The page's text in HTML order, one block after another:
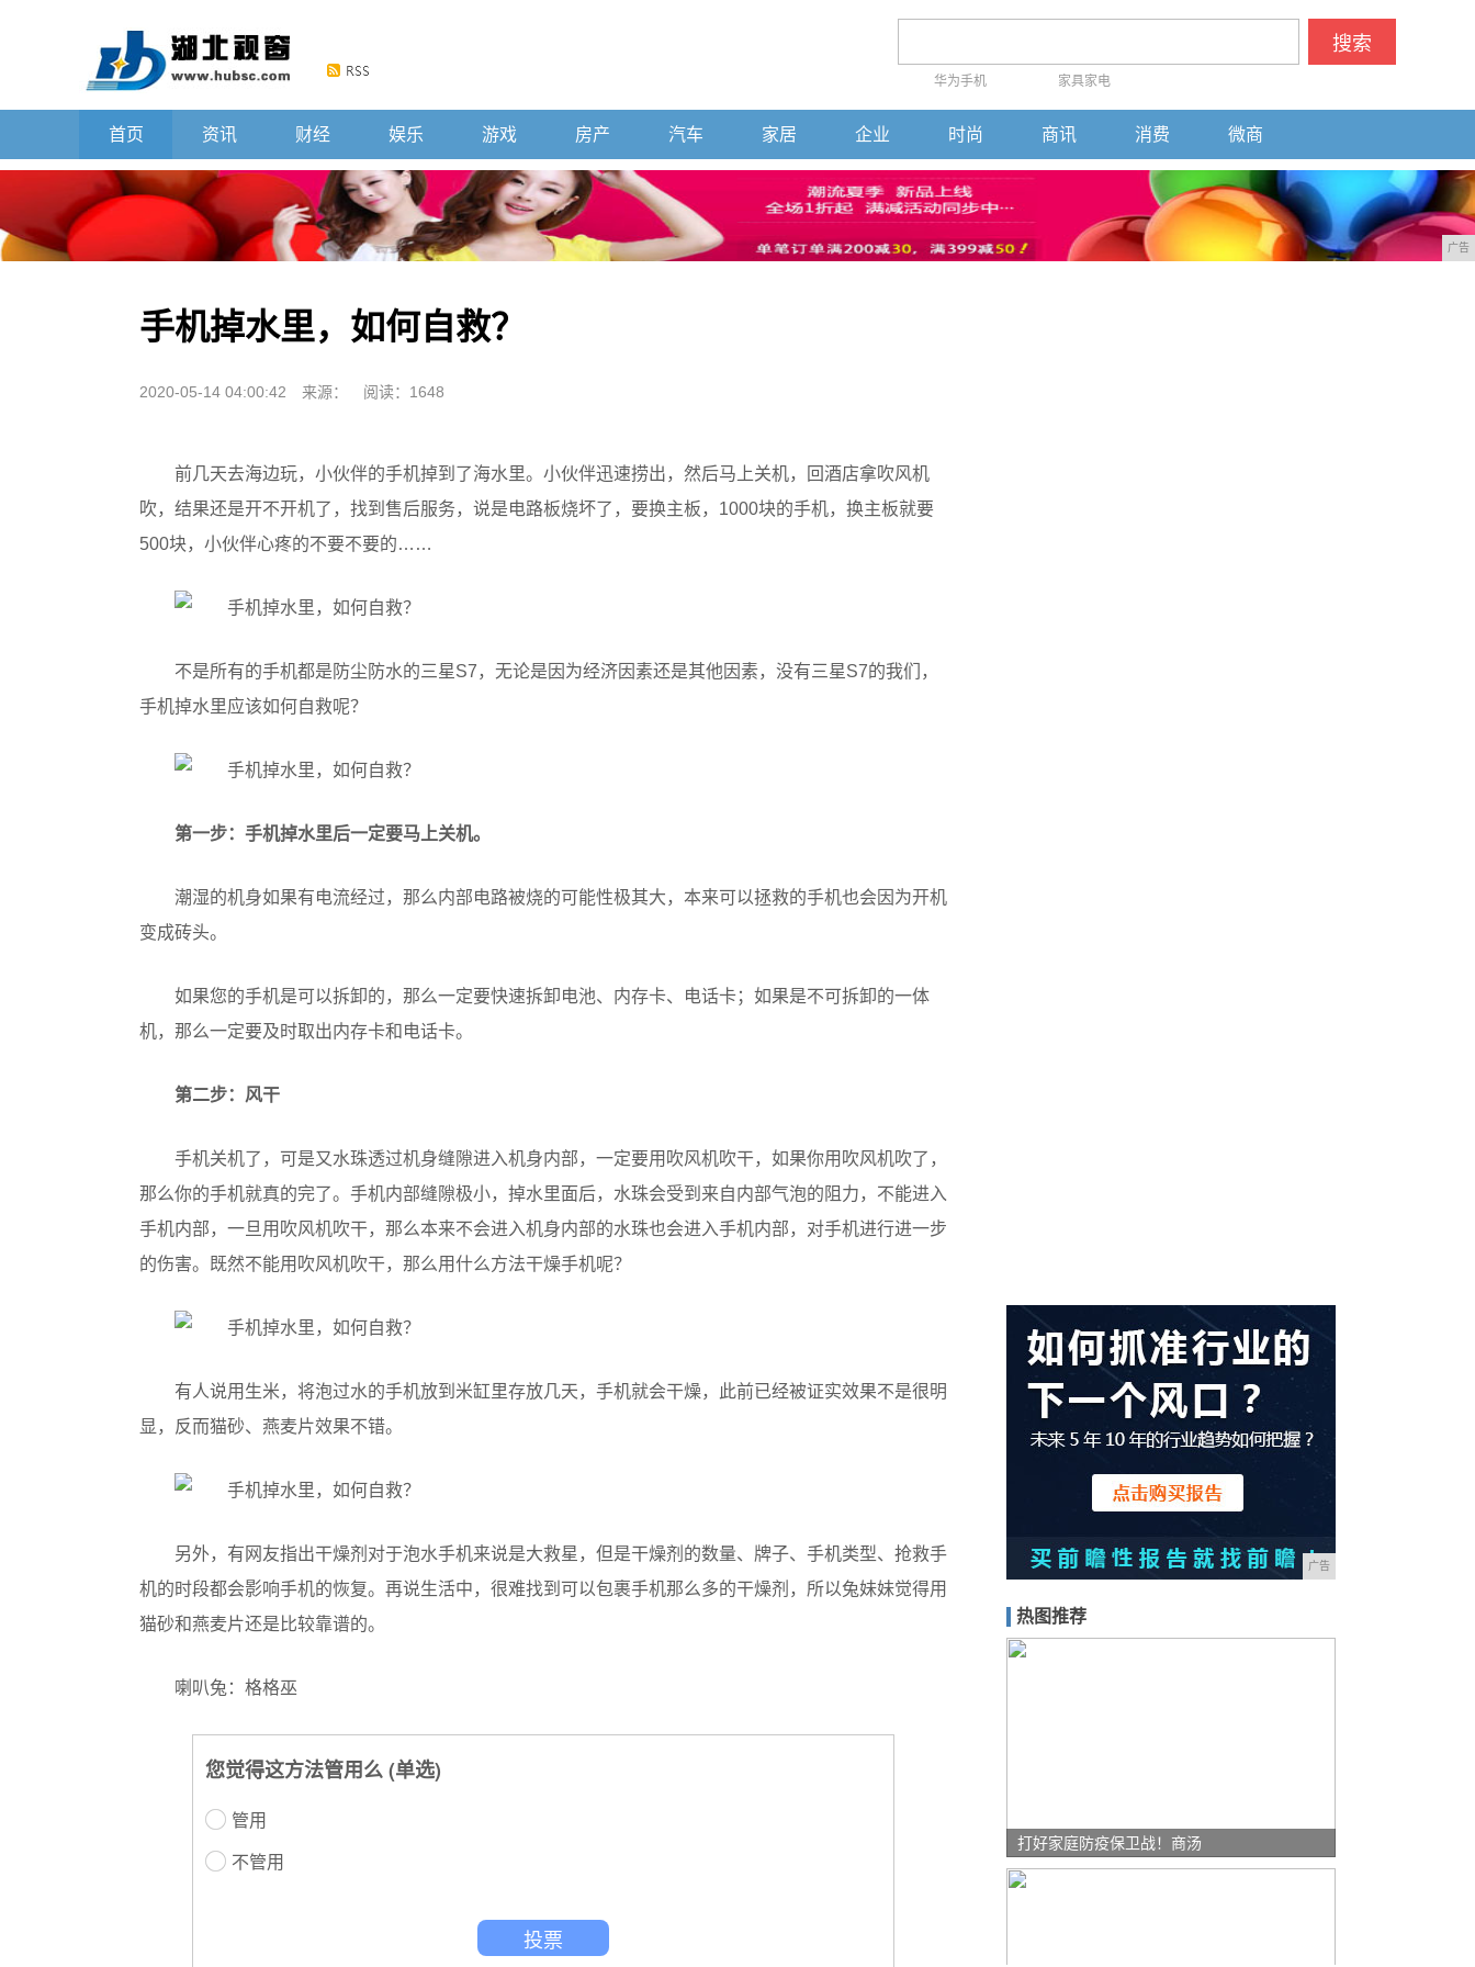
搜索
华为手机 家具家电
首页 资讯 财经 娱乐 游戏 房产 汽车 家居 企业 时尚 商讯 消费 微商
广告
手机掉水里，如何自救？
2020-05-14 04:00:42 来源： 阅读：1648
前几天去海边玩，小伙伴的手机掉到了海水里。小伙伴迅速捞出，然后马上关机，回酒店拿吹风机
吹，结果还是开不开机了，找到售后服务，说是电路板烧坏了，要换主板，1000块的手机，换主板就要
500块，小伙伴心疼的不要不要的……
不是所有的手机都是防尘防水的三星S7，无论是因为经济因素还是其他因素，没有三星S7的我们，
手机掉水里应该如何自救呢？
第一步：手机掉水里后一定要马上关机。
潮湿的机身如果有电流经过，那么内部电路被烧的可能性极其大，本来可以拯救的手机也会因为开机
变成砖头。
如果您的手机是可以拆卸的，那么一定要快速拆卸电池、内存卡、电话卡；如果是不可拆卸的一体
机，那么一定要及时取出内存卡和电话卡。
第二步：风干
手机关机了，可是又水珠透过机身缝隙进入机身内部，一定要用吹风机吹干，如果你用吹风机吹了，
那么你的手机就真的完了。手机内部缝隙极小，掉水里面后，水珠会受到来自内部气泡的阻力，不能进入
手机内部，一旦用吹风机吹干，那么本来不会进入机身内部的水珠也会进入手机内部，对手机进行进一步
的伤害。既然不能用吹风机吹干，那么用什么方法干燥手机呢？
有人说用生米，将泡过水的手机放到米缸里存放几天，手机就会干燥，此前已经被证实效果不是很明
显，反而猫砂、燕麦片效果不错。
另外，有网友指出干燥剂对于泡水手机来说是大救星，但是干燥剂的数量、牌子、手机类型、抢救手
机的时段都会影响手机的恢复。再说生活中，很难找到可以包裹手机那么多的干燥剂，所以兔妹妹觉得用
猫砂和燕麦片还是比较靠谱的。
喇叭兔：格格巫
您觉得这方法管用么 (单选)
管用
不管用
投票
广告
热图推荐
打好家庭防疫保卫战！商汤